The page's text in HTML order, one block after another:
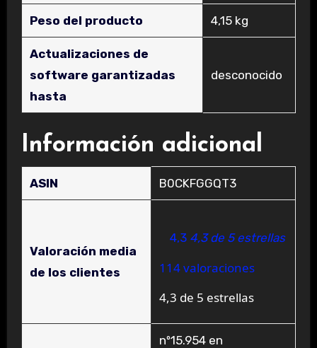
Peso del producto ‎4,15 kg
Actualizaciones de
software garantizadas
hasta
‎desconocido
Información adicional
ASIN B0CKFGGQT3
Valoración media
de los clientes
4,3 4,3 de 5 estrellas
114 valoraciones
4,3 de 5 estrellas
nº15.954 en